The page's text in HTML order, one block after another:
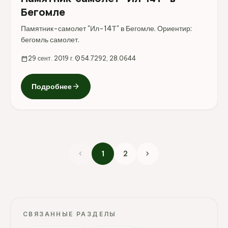
Бегомле
Памятник-самолет "Ил-14Т" в Бегомле. Ориентир:
бегомль самолет.
calendar_today 29 сент. 2019 г. location_on54.7292, 28.0644
Подробнееarrow_forward
chevron_left 1 2 chevron_right
СВЯЗАННЫЕ РАЗДЕЛЫ